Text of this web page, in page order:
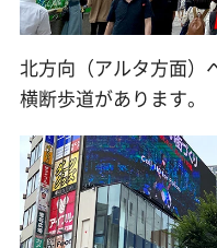
北方向（アルタ方面）
横断歩道があります。